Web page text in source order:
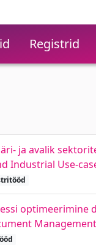
Registrid
ja avalik
Industrial Use-